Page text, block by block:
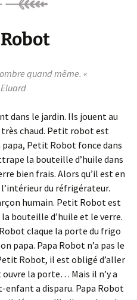
quand même. «
dans le jardin. Ils jouentau
chaud. Petit robotest
Petit Robot fonce dans
la bouteille d’huile dans
bien frais. Alors qu’il est en
du réfrigérateur.
humain. Petit Robot est
bouteille d’huile et le verre.
Robot claque la porte du frigo
papa. Papa Robot n’a pas le
Robot, il est obligé d’aller
ouvre la porte… Mais il n’y a
enfant a disparu. Papa Robot